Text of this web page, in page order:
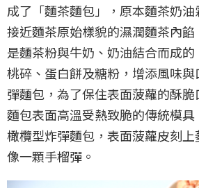
成了「麵茶麵包」，原本麵茶奶
接近麵茶原始樣貌的濕潤麵茶內
是麵茶粉與牛奶、奶油結合而成
桃碎、蛋白餅及糖粉，增添風味
彈麵包，為了保住表面菠蘿的酥
麵包表面高溫受熱致脆的傳統模
橄欖型炸彈麵包，表面菠蘿皮刻
像一顆手榴彈。